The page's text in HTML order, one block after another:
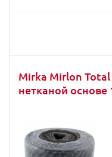
Mirka Mirlon
нетканой